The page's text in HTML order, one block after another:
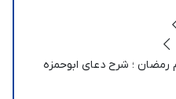
؛ شرح دعای ابوحمزه